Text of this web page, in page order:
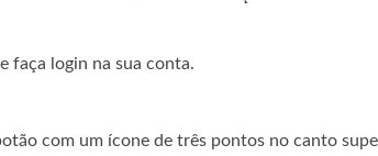
faça login na sua conta.
com um ícone de três pontos no canto